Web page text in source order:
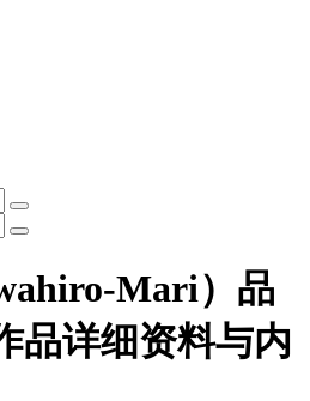
Mari）品
品详细资料与内